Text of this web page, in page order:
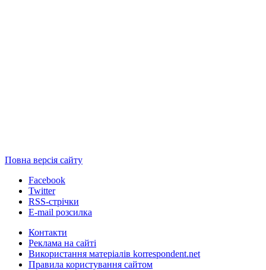
Повна версія сайту
Facebook
Twitter
RSS-стрічки
E-mail розсилка
Контакти
Реклама на сайті
Використання матеріалів korrespondent.net
Правила користування сайтом